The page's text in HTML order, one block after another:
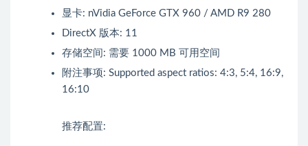
显卡: nVidia GeForce GTX 960 / AMD R9 280
DirectX 版本: 11
存储空间: 需要 1000 MB 可用空间
附注事项: Supported aspect ratios: 4:3, 5:4, 16:9,
16:10
推荐配置: